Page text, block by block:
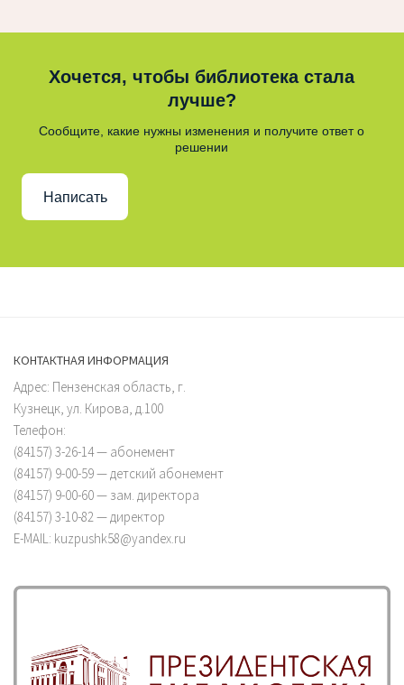
Хочется, чтобы библиотека стала
лучше?
Сообщите, какие нужны изменения и получите ответ о
решении
Написать
КОНТАКТНАЯ ИНФОРМАЦИЯ
Адрес: Пензенская область, г.
Кузнецк, ул. Кирова, д.100
Телефон:
(84157) 3-26-14 — абонемент
(84157) 9-00-59 — детский абонемент
(84157) 9-00-60 — зам. директора
(84157) 3-10-82 — директор
E-MAIL: kuzpushk58@yandex.ru